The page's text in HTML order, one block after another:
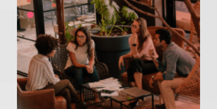
CONSULTORÍA CORPORATIVA
COMUNIDAD FRIEDMAN
SOBRE NOSOTROS
CONTACTO